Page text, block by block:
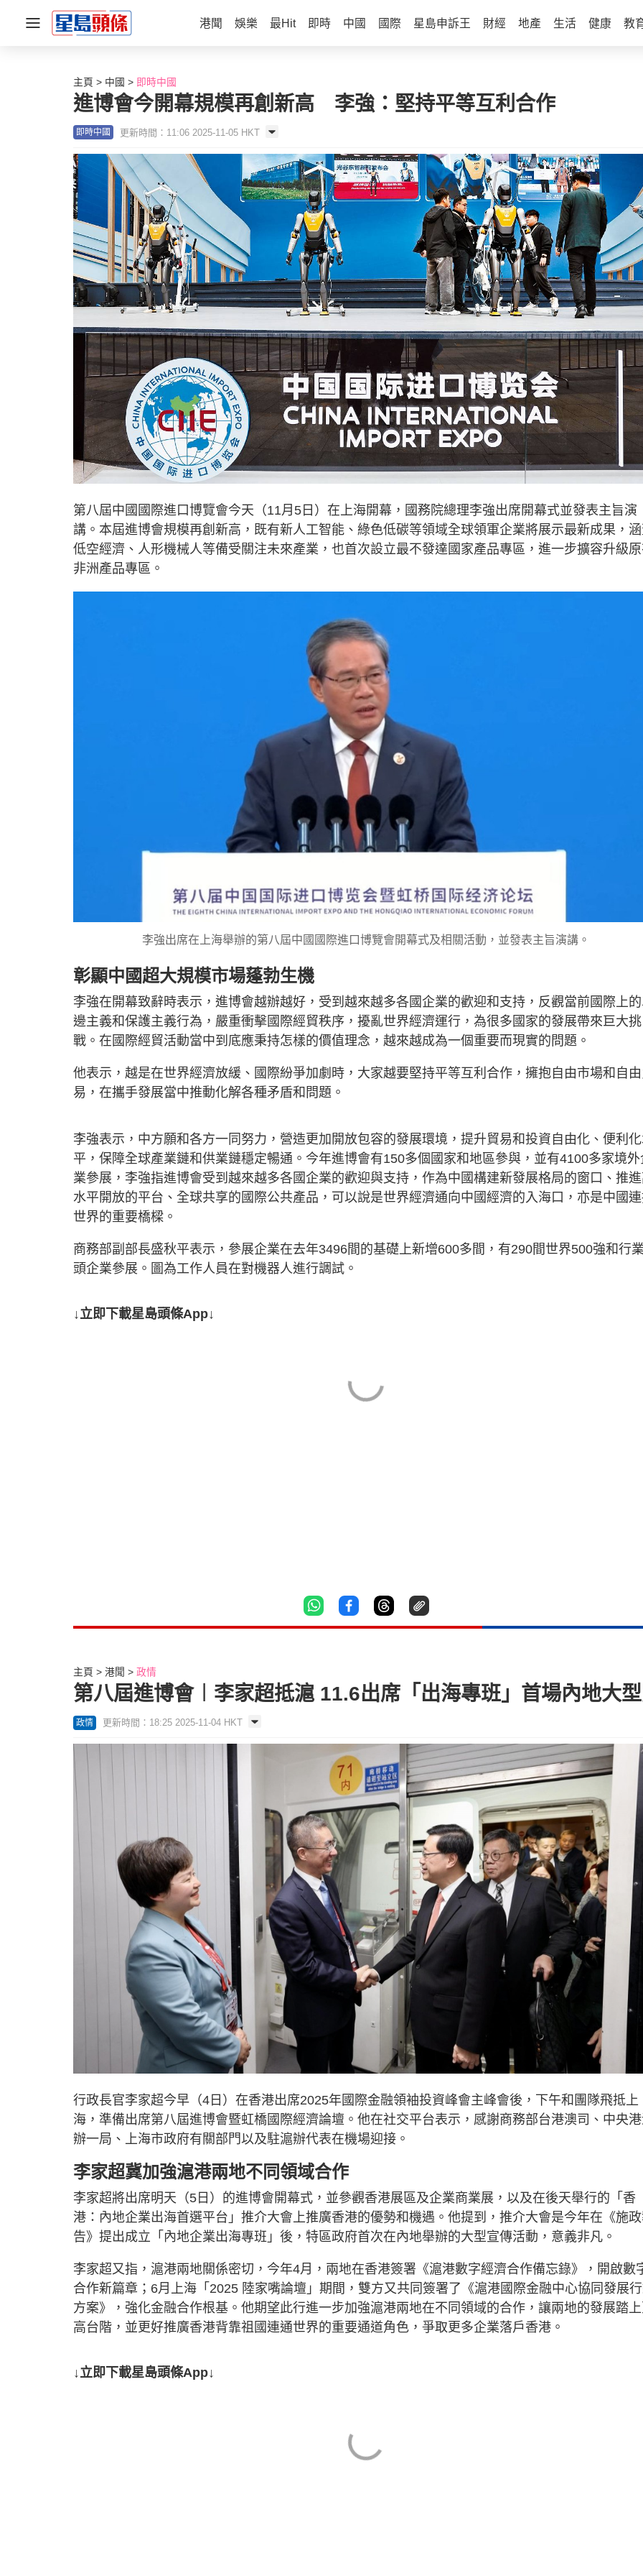
港聞 娛樂 最Hit 即時 中國 國際 星島申訴王 財經 地產 生活 健康 教
主頁 中國 即時中國
進博會今開幕規模再創新高 李強：堅持平等互利合作
即時中國 更新時間：11:06 2025-11-05 HKT
第八屆中國國際進口博覽會今天（11月5日）在上海開幕，國務院總理李強出席開幕式並發表主旨演
講。本屆進博會規模再創新高，既有新人工智能、綠色低碳等領域全球領軍企業將展示最新成果，
低空經濟、人形機械人等備受關注未來產業，也首次設立最不發達國家產品專區，進一步擴容升級
非洲產品專區。
李強出席在上海舉辦的第八屆中國國際進口博覽會開幕式及相關活動，並發表主旨演講。
彰顯中國超大規模市場蓬勃生機
李強在開幕致辭時表示，進博會越辦越好，受到越來越多各國企業的歡迎和支持，反觀當前國際上
邊主義和保護主義行為，嚴重衝擊國際經貿秩序，擾亂世界經濟運行，為很多國家的發展帶來巨大挑
戰。在國際經貿活動當中到底應秉持怎樣的價值理念，越來越成為一個重要而現實的問題。
他表示，越是在世界經濟放緩、國際紛爭加劇時，大家越要堅持平等互利合作，擁抱自由市場和自
易，在攜手發展當中推動化解各種矛盾和問題。
李強表示，中方願和各方一同努力，營造更加開放包容的發展環境，提升貿易和投資自由化、便利
平，保障全球產業鏈和供業鏈穩定暢通。今年進博會有150多個國家和地區參與，並有4100多家境外
業參展，李強指進博會受到越來越多各國企業的歡迎與支持，作為中國構建新發展格局的窗口、推
水平開放的平台、全球共享的國際公共產品，可以說是世界經濟通向中國經濟的入海口，亦是中國
世界的重要橋樑。
商務部副部長盛秋平表示，參展企業在去年3496間的基礎上新增600多間，有290間世界500強和行
頭企業參展。圖為工作人員在對機器人進行調試。
↓立即下載星島頭條App↓
主頁 港聞 政情
第八屆進博會︱李家超抵滬 11.6出席「出海專班」首場內地大
政情 更新時間：18:25 2025-11-04 HKT
行政長官李家超今早（4日）在香港出席2025年國際金融領袖投資峰會主峰會後，下午和團隊飛抵上
海，準備出席第八屆進博會暨虹橋國際經濟論壇。他在社交平台表示，感謝商務部台港澳司、中央
辦一局、上海市政府有關部門以及駐滬辦代表在機場迎接。
李家超冀加強滬港兩地不同領域合作
李家超將出席明天（5日）的進博會開幕式，並參觀香港展區及企業商業展，以及在後天舉行的「香
港：內地企業出海首選平台」推介大會上推廣香港的優勢和機遇。他提到，推介大會是今年在《施
告》提出成立「內地企業出海專班」後，特區政府首次在內地舉辦的大型宣傳活動，意義非凡。
李家超又指，滬港兩地關係密切，今年4月，兩地在香港簽署《滬港數字經濟合作備忘錄》，開啟數
合作新篇章；6月上海「2025 陸家嘴論壇」期間，雙方又共同簽署了《滬港國際金融中心協同發展
方案》，強化金融合作根基。他期望此行進一步加強滬港兩地在不同領域的合作，讓兩地的發展踏上
高台階，並更好推廣香港背靠祖國連通世界的重要通道角色，爭取更多企業落戶香港。
↓立即下載星島頭條App↓